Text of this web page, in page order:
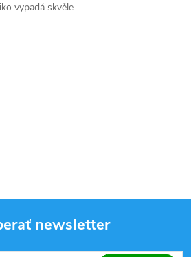
vypadá skvěle.
newsletter